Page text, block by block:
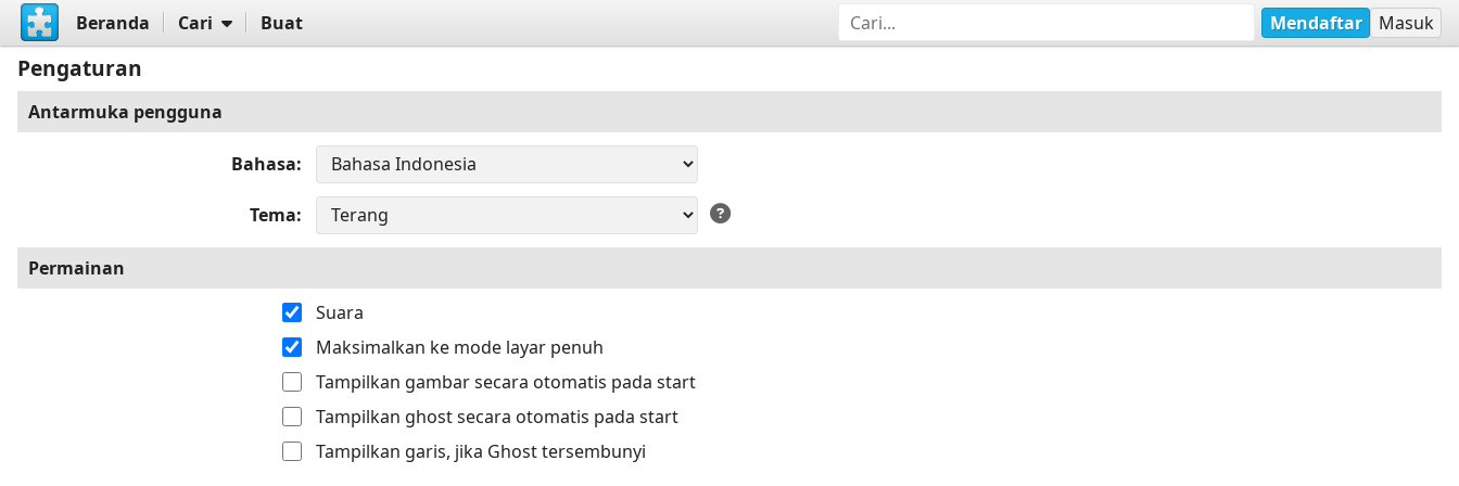
Beranda Cari Buat Mendaftar Masuk
Pengaturan
Antarmuka pengguna
Bahasa
Tema
Permainan
Suara
Maksimalkan ke mode layar penuh
Tampilkan gambar secara otomatis pada start
Tampilkan ghost secara otomatis pada start
Tampilkan garis, jika Ghost tersembunyi